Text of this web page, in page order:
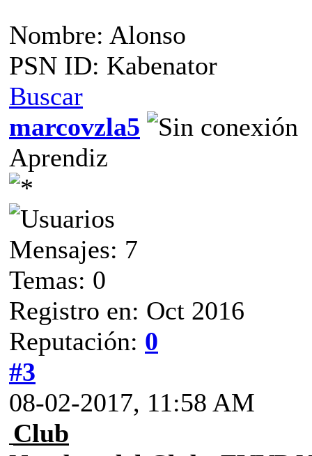
Nombre: Alonso
PSN ID: Kabenator
Buscar
marcovzla5
Aprendiz
Mensajes: 7
Temas: 0
Registro en: Oct 2016
Reputación: 0
#3
08-02-2017, 11:58 AM
Club